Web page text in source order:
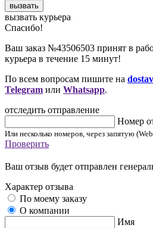
вызвать
вызвать курьера
Cпасибо!
Ваш заказ №43506503 принят в
курьера в течение 15 минут!
По всем вопросам пишите на
Telegram или Whatsapp.
отследить отправление
Номер
Или несколько номеров, через запятую
Проверить
Ваш отзыв будет отправлен
Характер отзыва
По моему заказу
О компании
Имя